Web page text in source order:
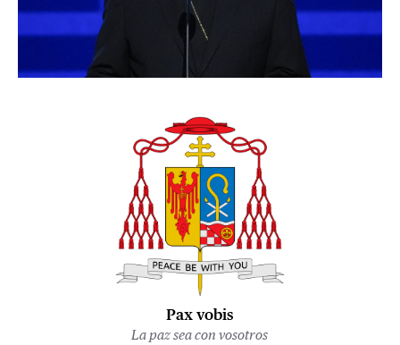
Pax vobis
La paz sea con vosotros